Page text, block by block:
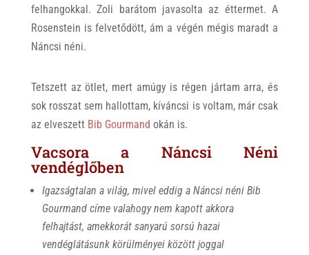
felhangokkal. Zoli barátom javasolta az éttermet. A
Rosenstein is felvetődött, ám a végén mégis maradt a
Náncsi néni.
Tetszett az ötlet, mert amúgy is régen jártam arra, és
sok rosszat sem hallottam, kíváncsi is voltam, már csak
az elveszett Bib Gourmand okán is.
Vacsora a Náncsi Néni
vendéglőben
Igazságtalan a világ, mivel eddig a Náncsi néni Bib
Gourmand címe valahogy nem kapott akkora
felhajtást, amekkorát sanyarú sorsú hazai
vendéglátásunk körülményei között joggal